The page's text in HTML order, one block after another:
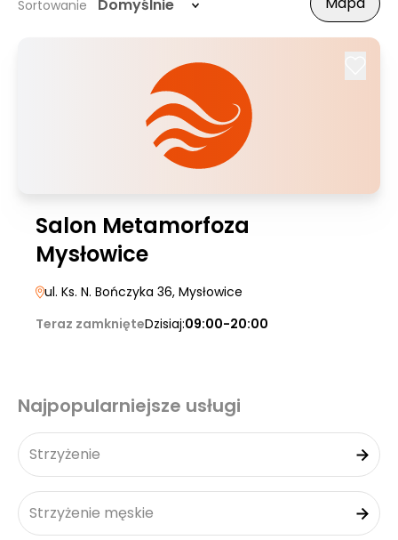
Sortowanie Domyślnie
Salon Metamorfoza
Mysłowice
ul. Ks. N. Bończyka 36, Mysłowice
Teraz zamknięteDzisiaj:09:00-20:00
Najpopularniejsze usługi
Strzyżenie
Strzyżenie męskie